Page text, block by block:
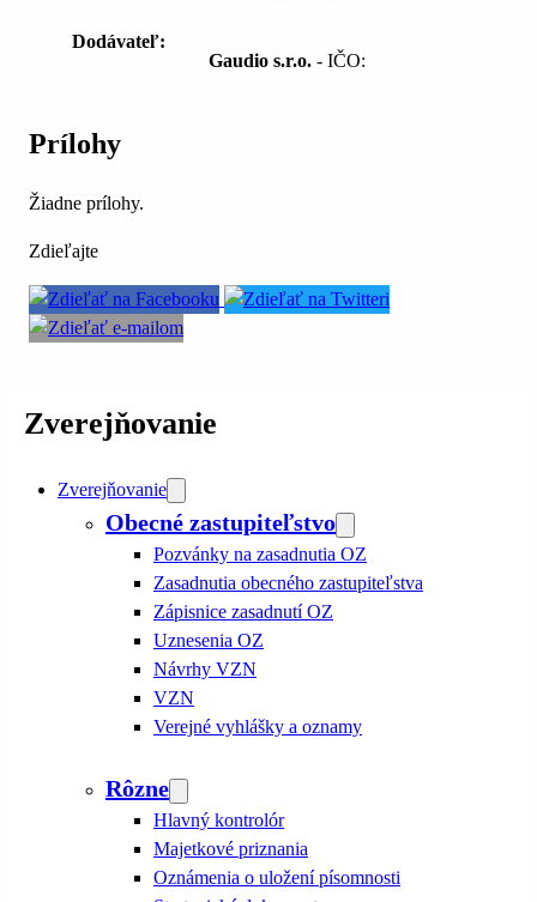
Dodávateľ:
Gaudio s.r.o. - IČO:
Prílohy
Žiadne prílohy.
Zdieľajte
Zverejňovanie
Zverejňovanie
Obecné zastupiteľstvo
Pozvánky na zasadnutia OZ
Zasadnutia obecného zastupiteľstva
Zápisnice zasadnutí OZ
Uznesenia OZ
Návrhy VZN
VZN
Verejné vyhlášky a oznamy
Rôzne
Hlavný kontrolór
Majetkové priznania
Oznámenia o uložení písomnosti